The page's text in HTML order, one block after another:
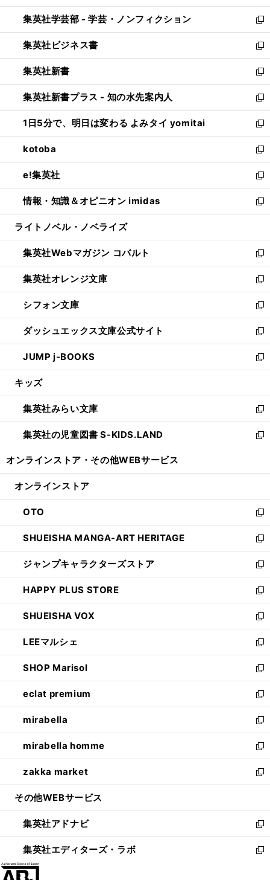
開
く
ウ
で
開
く
ン
ド
ウ
で
開
く
ウ
ィ
ン
ド
ウ
で
開
く
集英社学芸部 - 学芸・ノンフィクション
新
し
い
ウ
ィ
ン
ド
ウ
で
開
く
集英社ビジネス書
新
し
い
ウ
ィ
ン
ド
ウ
で
開
く
集英社新書
新
し
い
ウ
ィ
ン
ド
ウ
で
開
く
集英社新書プラス - 知の水先案内人
新
し
い
ウ
ィ
ン
ド
ウ
で
開
1日5分で、明日は変わる よみタイ yomitai
新
し
い
ウ
ィ
ン
ド
ウ
開
く
kotoba
新
し
い
ウ
ィ
ン
ウ
で
開
く
e!集英社
新
し
い
ウ
ン
ド
ウ
で
開
く
情報・知識＆オピニオン imidas
新
し
ウ
ィ
ン
ド
ウ
で
開
く
ライトノベル・ノベライズ
集英社Webマガジン コバルト
新
し
い
ウ
ィ
ン
ド
ウ
で
開
集英社オレンジ文庫
新
し
い
ウ
ィ
ン
ド
ウ
開
く
シフォン文庫
新
し
い
ウ
ィ
ン
ウ
で
開
く
ダッシュエックス文庫公式サイト
新
し
い
ウ
ン
ド
ウ
で
JUMP j-BOOKS
新
し
ウ
ィ
ン
ド
開
キッズ
集英社みらい文庫
新
し
い
ン
ウ
で
開
く
集英社の児童図書 S-KIDS.LAND
新
ウ
ン
ド
ウ
で
開
く
オンラインストア・ その他WEBサービス
オンラインストア
OTO
新
し
い
ウ
ィ
ン
ド
ウ
で
開
く
SHUEISHA MANGA-ART HERITAGE
新
し
い
ウ
ィ
ン
ド
ウ
で
開
く
ジャンプキャラクターズストア
新
し
い
ウ
ィ
ン
ド
ウ
で
開
く
HAPPY PLUS STORE
新
し
い
ウ
ィ
ン
ド
ウ
で
開
く
SHUEISHA VOX
新
し
い
ウ
ィ
ン
ド
ウ
で
開
く
LEEマルシェ
新
し
い
ウ
ィ
ン
ド
ウ
で
開
く
SHOP Marisol
新
し
い
ウ
ィ
ン
ド
ウ
で
開
eclat premium
新
し
い
ウ
ィ
ン
ド
ウ
開
く
mirabella
新
し
い
ウ
ィ
ン
ウ
で
開
く
mirabella homme
新
し
い
ウ
ン
ド
ウ
で
zakka market
新
し
ウ
ィ
ン
ド
その他WEBサービス
集英社アドナビ
新
し
い
集英社エディターズ・ラボ
新